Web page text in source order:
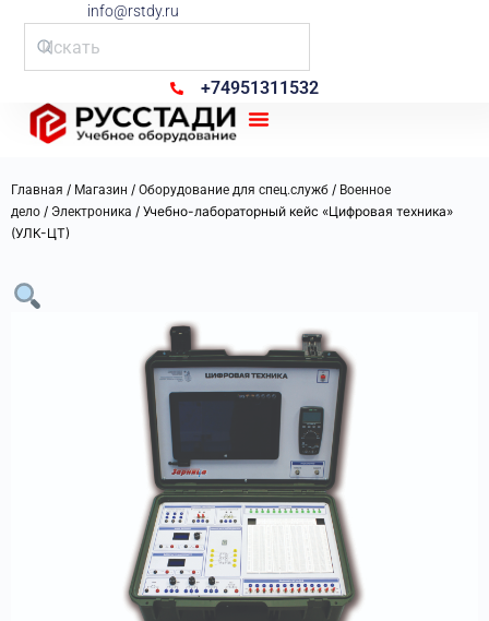
info@rstdy.ru
+74951311532
Главная / Магазин / Оборудование для спец.служб / Военное
дело / Электроника / Учебно-лабораторный кейс «Цифровая техника»
(УЛК-ЦТ)